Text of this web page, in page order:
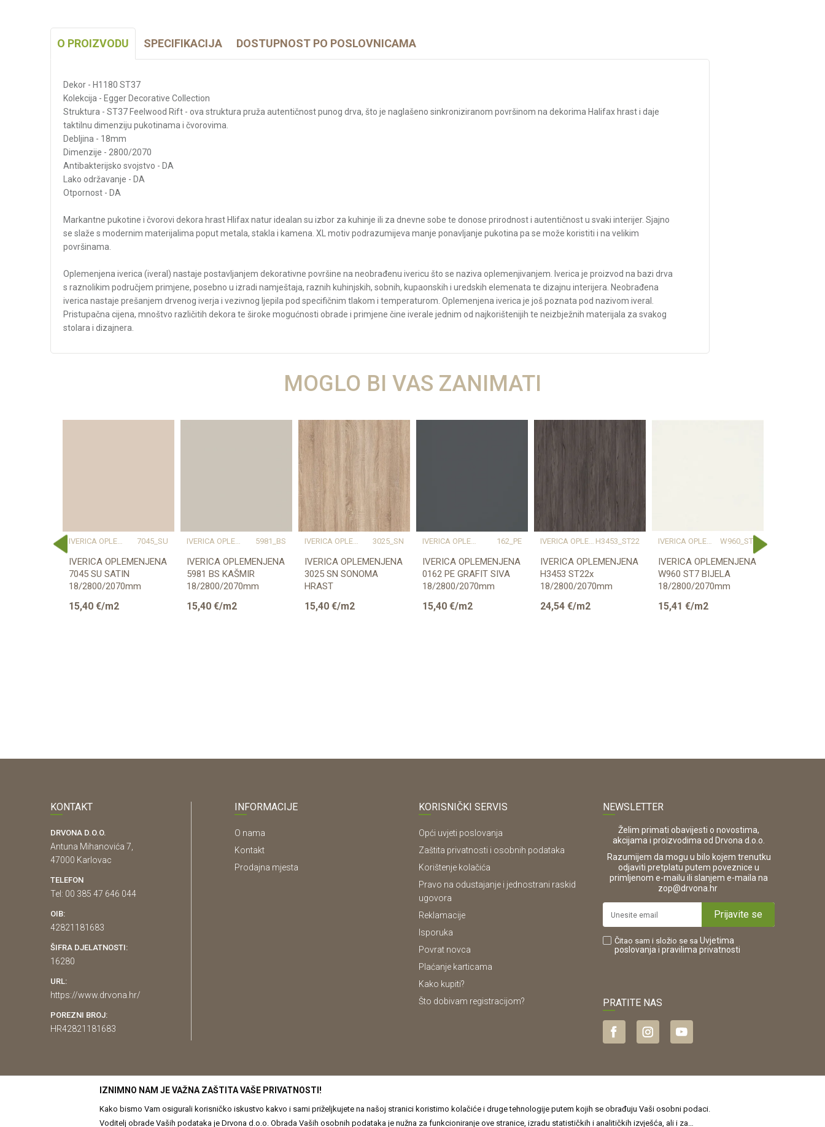
O PROIZVODU SPECIFIKACIJA DOSTUPNOST PO POSLOVNICAMA
Dekor - H1180 ST37
Kolekcija - Egger Decorative Collection
Struktura - ST37 Feelwood Rift - ova struktura pruža autentičnost punog drva, što je naglašeno sinkroniziranom površinom na dekorima Halifax hrast i daje
taktilnu dimenziju pukotinama i čvorovima.
Debljina - 18mm
Dimenzije - 2800/2070
Antibakterijsko svojstvo - DA
Lako održavanje - DA
Otpornost - DA
Markantne pukotine i čvorovi dekora hrast Hlifax natur idealan su izbor za kuhinje ili za dnevne sobe te donose prirodnost i autentičnost u svaki interijer. Sjajno
se slaže s modernim materijalima poput metala, stakla i kamena. XL motiv podrazumijeva manje ponavljanje pukotina pa se može koristiti i na velikim
površinama.
Oplemenjena iverica (iveral) nastaje postavljanjem dekorativne površine na neobrađenu ivericu što se naziva oplemenjivanjem. Iverica je proizvod na bazi drva
s raznolikim područjem primjene, posebno u izradi namještaja, raznih kuhinjskih, sobnih, kupaonskih i uredskih elemenata te dizajnu interijera. Neobrađena
iverica nastaje prešanjem drvenog iverja i vezivnog ljepila pod specifičnim tlakom i temperaturom. Oplemenjena iverica je još poznata pod nazivom iveral.
Pristupačna cijena, mnoštvo različitih dekora te široke mogućnosti obrade i primjene čine iverale jednim od najkorištenijih te neizbježnih materijala za svakog
stolara i dizajnera.
IVERICA OPLEMENJENA
natur, pločice/kamen
2070
Naziv proizvođača
EGGER
MOGLO BI VAS ZANIMATI
IVERICA OPLEMENJENA 7045_SU
IVERICA OPLEMENJENA
7045 SU SATIN
18/2800/2070mm
15,40 €/m2
IVERICA OPLEMENJENA 5981_BS
IVERICA OPLEMENJENA
5981 BS KAŠMIR
18/2800/2070mm
15,40 €/m2
IVERICA OPLEMENJENA 3025_SN
IVERICA OPLEMENJENA
3025 SN SONOMA
HRAST
15,40 €/m2
IVERICA OPLEMENJENA 162_PE
IVERICA OPLEMENJENA
0162 PE GRAFIT SIVA
18/2800/2070mm
15,40 €/m2
IVERICA OPLEMENJENA H3453_ST22
IVERICA OPLEMENJENA
H3453 ST22x
18/2800/2070mm
24,54 €/m2
IVERICA OPLEMENJENA W960_ST7
IVERICA OPLEMENJENA
W960 ST7 BIJELA
18/2800/2070mm
15,41 €/m2
KONTAKT
DRVONA D.O.O.
Antuna Mihanovića 7,
47000 Karlovac
TELEFON
Tel: 00 385 47 646 044
OIB:
42821181683
ŠIFRA DJELATNOSTI:
16280
URL:
https://www.drvona.hr/
POREZNI BROJ:
HR42821181683
INFORMACIJE
O nama
Kontakt
Prodajna mjesta
KORISNIČKI SERVIS
Opći uvjeti poslovanja
Zaštita privatnosti i osobnih podataka
Korištenje kolačića
Pravo na odustajanje i jednostrani raskid
ugovora
Reklamacije
Isporuka
Povrat novca
Plaćanje karticama
Kako kupiti?
Što dobivam registracijom?
NEWSLETTER
Želim primati obavijesti o novostima,
akcijama i proizvodima od Drvona d.o.o.
Razumijem da mogu u bilo kojem trenutku
odjaviti pretplatu putem poveznice u
primljenom e-mailu ili slanjem e-maila na
zop@drvona.hr.
Prijavite se
Čitao sam i složio se sa Uvjetima
poslovanja i pravilima privatnosti
PRATITE NAS
IZNIMNO NAM JE VAŽNA ZAŠTITA VAŠE PRIVATNOSTI!
Kako bismo Vam osigurali korisničko iskustvo kakvo i sami priželjkujete na našoj stranici koristimo kolačiće i druge tehnologije putem kojih se obrađuju Vaši osobni podaci.
Voditelj obrade Vaših podataka je Drvona d.o.o. Obrada Vaših osobnih podataka je nužna za funkcioniranje ove stranice, izradu statističkih i analitičkih izvješća, ali i za